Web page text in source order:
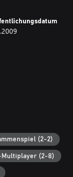
accounts.
(2-2)
Multiplayer (2-8)